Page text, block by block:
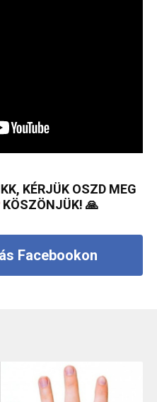
KÉRJÜK OSZD MEG
KÖSZÖNJÜK! 🙏
Facebookon